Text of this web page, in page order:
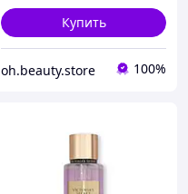
Купить
oh.beauty.store 100%